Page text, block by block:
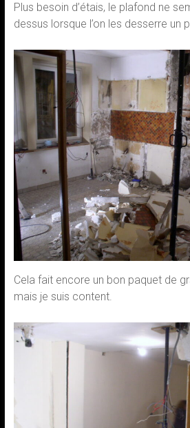
Plus besoin d’étais, le plafond ne
dessus lorsque l’on les desserre un
Cela fait encore un bon paquet de
mais je suis content.